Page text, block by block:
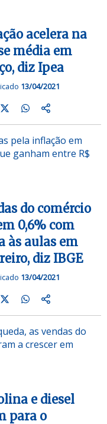
acelera na
média em
diz Ipea
13/04/2021
pela inflação em
ganham entre R$
do comércio
0,6% com
às aulas em
diz IBGE
13/04/2021
as vendas do
a crescer em
e diesel
para o